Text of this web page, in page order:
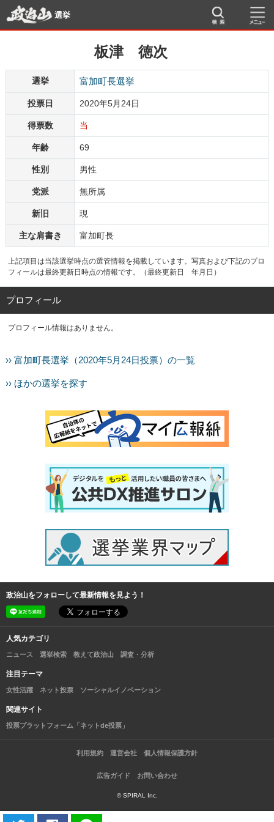
選挙
板津 徳次
選挙 富加町長選挙
投票日 2020年5月24日
得票数 当
年齢 69
性別 男性
党派 無所属
新旧 現
主な肩書き 富加町長
上記項目は当該選挙時点の選管情報を掲載しています。写真および下記のプロ
フィールは最終更新日時点の情報です。（最終更新日 年月日）
プロフィール
プロフィール情報はありません。
›› 富加町長選挙（2020年5月24日投票）の一覧
›› ほかの選挙を探す
政治山をフォローして最新情報を見よう！
人気カテゴリ
ニュース 選挙検索 教えて政治山 調査・分析
注目テーマ
女性活躍 ネット投票 ソーシャルイノベーション
関連サイト
投票プラットフォーム「ネットde投票」
利用規約 運営会社 個人情報保護方針
広告ガイド お問い合わせ
© SPIRAL Inc.